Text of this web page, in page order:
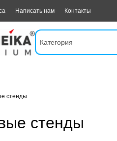
Написать нам Контакты
Категория
стенды
стенды